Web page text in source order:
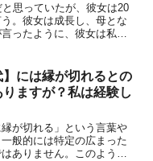
思っていたが、彼女は20
。彼女は成長し、母とな
ったように、彼女は私た
潜在意識の重要性を強調
の刺激が...
】には縁が切れるとの
りますが？私は経験し
縁が切れる」という言葉や
般的には特定の広まった
ありません。このような